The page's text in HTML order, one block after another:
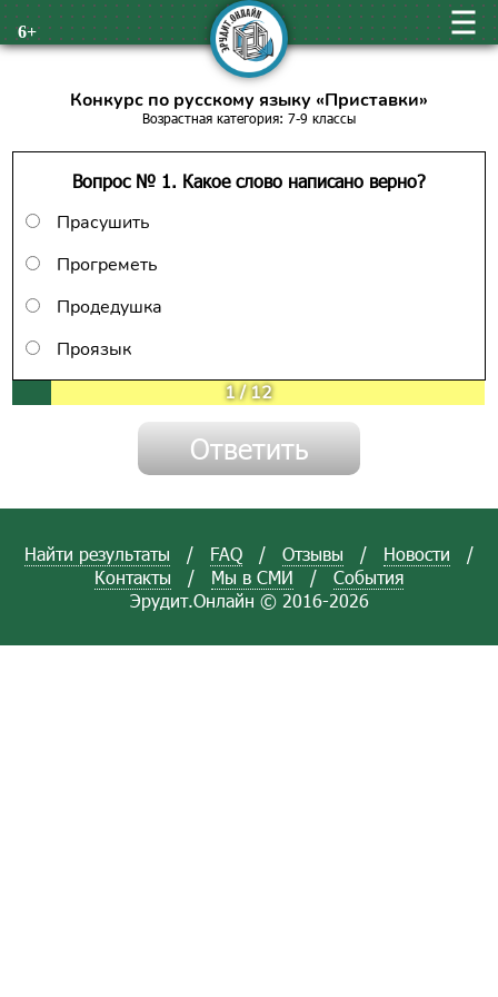
6+
Конкурс по русскому языку «Приставки»
Возрастная категория: 7-9 классы
Вопрос № 1. Какое слово написано верно?
Прасушить
Прогреметь
Продедушка
Проязык
1/12
Найти результаты / FAQ / Отзывы / Новости
/
Контакты
/ Мы в СМИ /
События
Эрудит.Онлайн © 2016-2026